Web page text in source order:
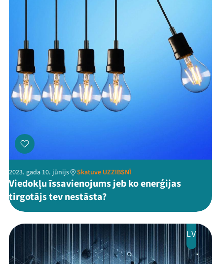
2023. gada 10. jūnijs Skatuve UZZIBSNĪ
Viedokļu īssavienojums jeb ko enerģijas
tirgotājs tev nestāsta?
LV